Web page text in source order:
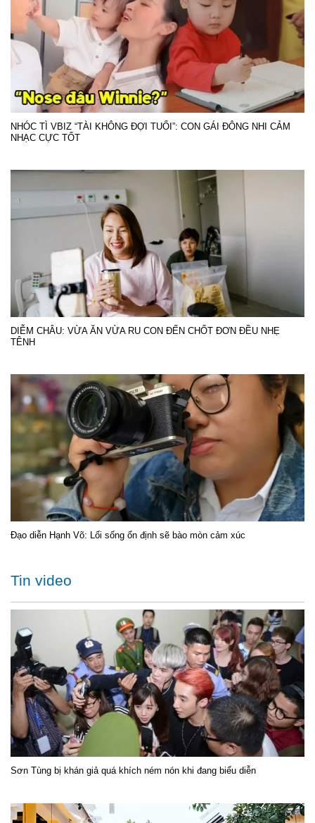
NHÓC TÌ VBIZ “TÀI KHÔNG ĐỢI TUỔI”: CON GÁI ĐÔNG NHI CẢM
NHẠC CỰC TỐT
DIỄM CHÂU: VỪA ĂN VỪA RU CON ĐẾN CHỐT ĐƠN ĐỀU NHẸ
TÊNH
Đạo diễn Hạnh Võ: Lối sống ổn định sẽ bào mòn cảm xúc
Tin video
Sơn Tùng bị khán giả quá khích ném nón khi đang biểu diễn